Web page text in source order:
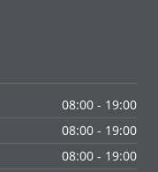
08:00 - 19:00
08:00 - 19:00
08:00 - 19:00